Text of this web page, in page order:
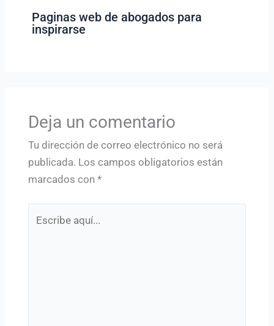
Paginas web de abogados para
inspirarse
Deja un comentario
Tu dirección de correo electrónico no será
publicada. Los campos obligatorios están
marcados con *